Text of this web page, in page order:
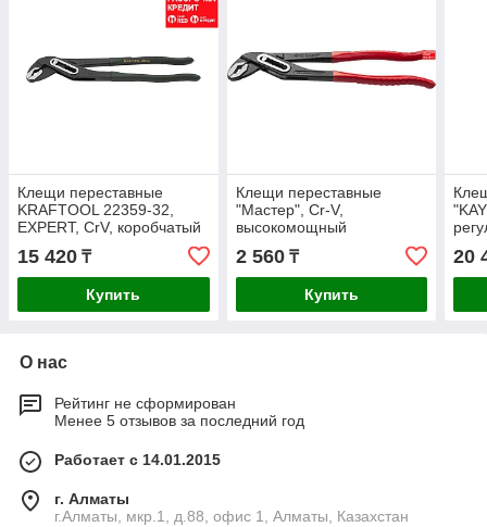
Клещи переставные
KRAFTOOL 22359-32,
EXPERT, CrV, коробчатый
шарнир, захват до 48 мм /
1 1/2, 300 мм
15 420 ₸
Купить
Клещи переставные
"Мастер", Сr-V,
высокомощный
250мм, ЗУБР (2242-
24_z01)
2 560₸
Купить
20
О нас
Рейтинг не сформирован
Менее 5 отзывов за последний год
Работает с 14.01.2015
г. Алматы
г.Алматы, мкр.1, д.88, офис 1, Алматы, Казахстан